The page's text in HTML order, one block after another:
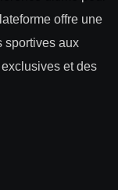
offre une
sportives aux
et des